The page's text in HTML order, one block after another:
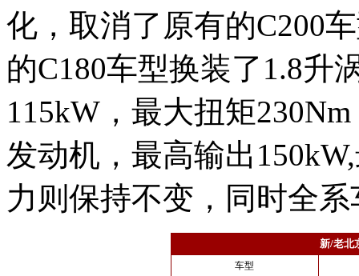
化，取消了原有的C200
的C180车型换装了1.8升
115kW，最大扭矩
发动机，最高输出
力则保持不变，同时全
新/老北
车型